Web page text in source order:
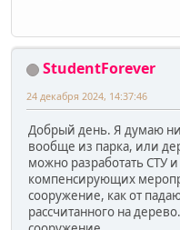
StudentForever
24 декабря 2024, 14:37:46
Добрый день. Я думаю
вообще из парка, или
можно разработать СТУ
компенсирующих
сооружение, как от
рассчитанного на